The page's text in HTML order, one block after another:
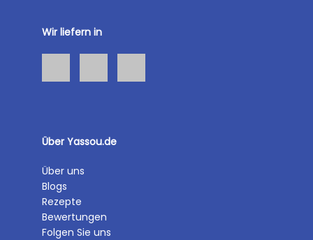
Wir liefern in
Über Yassou.de
Über uns
Blogs
Rezepte
Bewertungen
Folgen Sie uns